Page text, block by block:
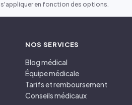
en fonction des options.
NOS SERVICES
Blog médical
Équipe médicale
Tarifs et remboursement
Conseils médicaux